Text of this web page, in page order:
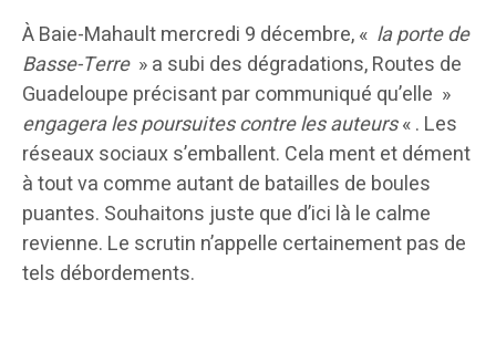
À Baie-Mahault mercredi 9 décembre, « la porte de
Basse-Terre» a subi des dégradations, Routes de
Guadeloupe précisant par communiqué qu’elle »
engagera les poursuites contre les auteurs« . Les
réseaux sociaux s’emballent. Cela ment et dément
à tout va comme autant de batailles de boules
puantes. Souhaitons juste que d’ici là le calme
revienne. Le scrutin n’appelle certainement pas de
tels débordements.